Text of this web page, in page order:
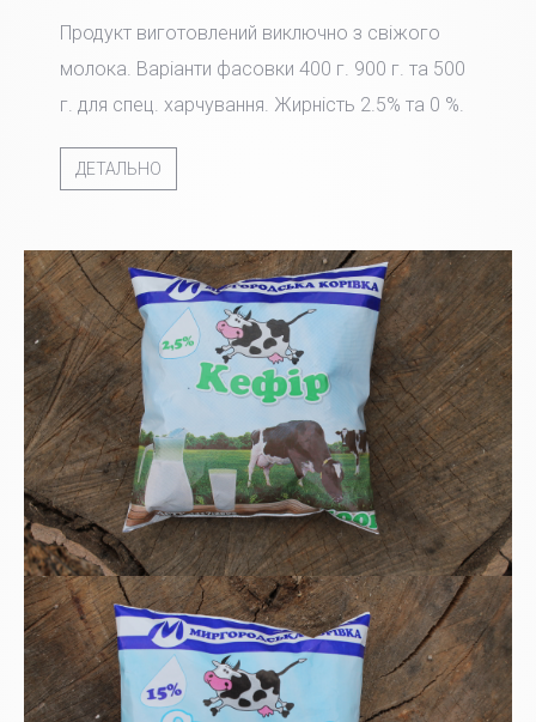
Продукт виготовлений виключно з свіжого
молока. Варіанти фасовки 400 г. 900 г. та 500
г. для спец. харчування. Жирність 2.5% та 0 %.
ДЕТАЛЬНО